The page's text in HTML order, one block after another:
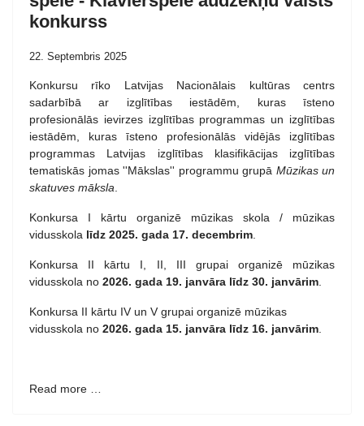
konkurss
22. Septembris 2025
Konkursu rīko Latvijas Nacionālais kultūras centrs
sadarbībā ar izglītības iestādēm, kuras īsteno
profesionālās ievirzes izglītības programmas un izglītības
iestādēm, kuras īsteno profesionālās vidējās izglītības
programmas Latvijas izglītības klasifikācijas izglītības
tematiskās jomas ''Mākslas'' programmu grupā Mūzikas un
skatuves māksla
Konkursa I kārtu organizē mūzikas skola / mūzikas
vidusskola līdz 2025. gada 17. decembrim
Konkursa II kārtu I, II, III grupai organizē mūzikas
vidusskola no 2026. gada 19. janvāra līdz 30. janvārim
Konkursa II kārtu IV un V grupai organizē mūzikas
vidusskola no 2026. gada 15. janvāra līdz 16. janvārim
Read more …